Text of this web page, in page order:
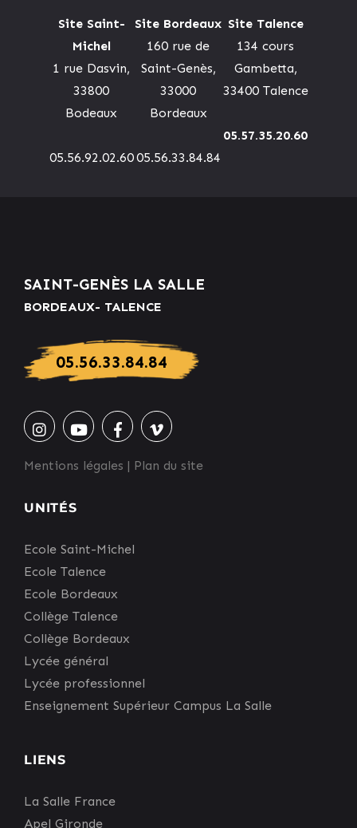
Site Saint-
Michel
1 rue Dasvin,
33800
Bodeaux
05.56.92.02.60
Site Bordeaux
160 rue de
Saint-Genès,
33000
Bordeaux
05.56.33.84.84
Site Talence
134 cours
Gambetta,
33400 Talence
05.57.35.20.60
SAINT-GENÈS LA SALLE
BORDEAUX- TALENCE
05.56.33.84.84
Mentions légales | Plan du site
UNITÉS
Ecole Saint-Michel
Ecole Talence
Ecole Bordeaux
Collège Talence
Collège Bordeaux
Lycée général
Lycée professionnel
Enseignement Supérieur Campus La Salle
LIENS
La Salle France
Apel Gironde